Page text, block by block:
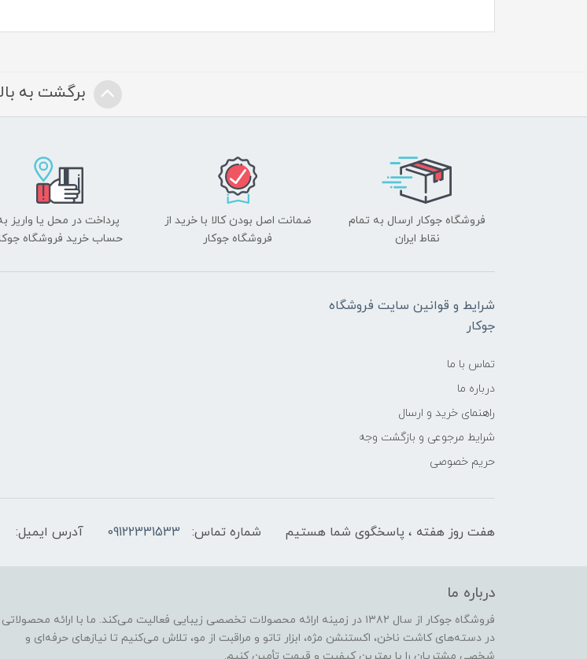
برگشت به
فروشگاه جوکار ارسال به تمام
نقاط ایران
ضمانت اصل بودن کالا با خرید از
فروشگاه جوکار
پرداخت در محل یا واریز
حساب خرید فروشگاه
شرایط و قوانین سایت فروشگاه
جوکار
تماس با ما
درباره ما
راهنمای خرید و ارسال
شرایط مرجوعی و بازگشت وجه
حریم خصوصی
هفت روز هفته ، پاسخگوی شما هستیم شماره تماس: 09122331533 آدرس ایمیل:
درباره ما
فروشگاه جوکار از سال ۱۳۸۲ در زمینه ارائه محصولات تخصصی زیبایی فعالیت می‌کند. ما با ارائه محصولاتی
در دسته‌های کاشت ناخن، اکستنشن مژه، ابزار تاتو و مراقبت از مو، تلاش می‌کنیم تا نیازهای حرفه‌ای و